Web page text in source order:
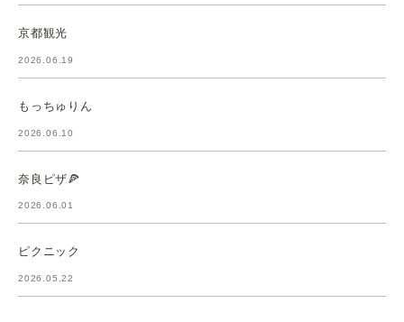
京都観光
2026.06.19
もっちゅりん
2026.06.10
奈良ピザ🍕
2026.06.01
ピクニック
2026.05.22